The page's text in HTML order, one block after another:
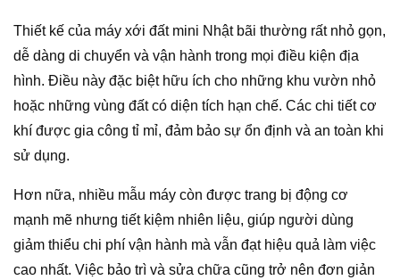
Thiết kế của máy xới đất mini Nhật bãi thường rất nhỏ gọn,
dễ dàng di chuyển và vận hành trong mọi điều kiện địa
hình. Điều này đặc biệt hữu ích cho những khu vườn nhỏ
hoặc những vùng đất có diện tích hạn chế. Các chi tiết cơ
khí được gia công tỉ mỉ, đảm bảo sự ổn định và an toàn khi
sử dụng.
Hơn nữa, nhiều mẫu máy còn được trang bị động cơ
mạnh mẽ nhưng tiết kiệm nhiên liệu, giúp người dùng
giảm thiểu chi phí vận hành mà vẫn đạt hiệu quả làm việc
cao nhất. Việc bảo trì và sửa chữa cũng trở nên đơn giản